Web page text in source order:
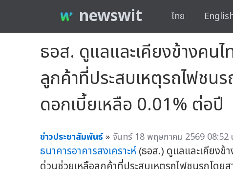
newswit ไทย
ธอส. ดูแลและเคียงข้างคน
ลูกค้าที่ประสบเหตุรถไฟชน
ดอกเบี้ยเหลือ 0.01% ต่อปี
ข่าวประชาสัมพันธ์ » จันทร์ 18 พฤษภาคม 2569 08:52
ธนาคารอาคารสงเคราะห์(ธอส.) ดูแลและเคียงข้